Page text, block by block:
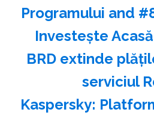
Programului and
Investeşte
BRD extinde
serviciul
Kaspersky: